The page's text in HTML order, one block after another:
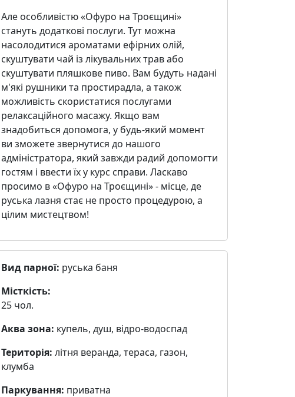
Але особливістю «Офуро на Троєщині»
стануть додаткові послуги. Тут можна
насолодитися ароматами ефірних олій,
скуштувати чай із лікувальних трав або
скуштувати пляшкове пиво. Вам будуть надані
м'які рушники та простирадла, а також
можливість скористатися послугами
релаксаційного масажу. Якщо вам
знадобиться допомога, у будь-який момент
ви зможете звернутися до нашого
адміністратора, який завжди радий допомогти
гостям і ввести їх у курс справи. Ласкаво
просимо в «Офуро на Троєщині» - місце, де
руська лазня стає не просто процедурою, а
цілим мистецтвом!
Вид парної: руська баня
Місткість:
25 чол.
Аква зона: купель, душ, відро-водоспад
Територія: літня веранда, тераса, газон,
клумба
Паркування: приватна